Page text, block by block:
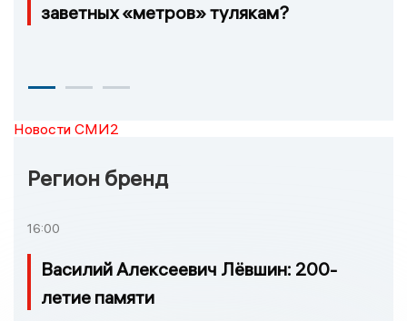
заветных «метров» тулякам?
Новости СМИ2
Регион бренд
16:00
Василий Алексеевич Лёвшин: 200-
летие памяти